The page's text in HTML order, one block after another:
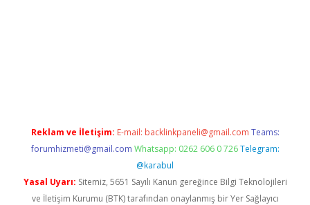
Reklam ve İletişim: E-mail: backlinkpaneli@gmail.com Teams:
forumhizmeti@gmail.com Whatsapp: 0262 606 0 726 Telegram:
@karabul
Yasal Uyarı: Sitemiz, 5651 Sayılı Kanun gereğince Bilgi Teknolojileri
ve İletişim Kurumu (BTK) tarafından onaylanmış bir Yer Sağlayıcı